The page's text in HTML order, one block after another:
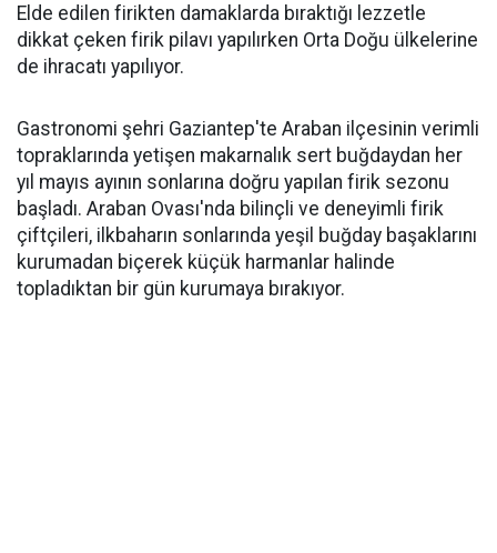
Elde edilen firikten damaklarda bıraktığı lezzetle
dikkat çeken firik pilavı yapılırken Orta Doğu ülkelerine
de ihracatı yapılıyor.
Gastronomi şehri Gaziantep'te Araban ilçesinin verimli
topraklarında yetişen makarnalık sert buğdaydan her
yıl mayıs ayının sonlarına doğru yapılan firik sezonu
başladı. Araban Ovası'nda bilinçli ve deneyimli firik
çiftçileri, ilkbaharın sonlarında yeşil buğday başaklarını
kurumadan biçerek küçük harmanlar halinde
topladıktan bir gün kurumaya bırakıyor.